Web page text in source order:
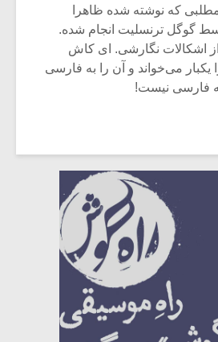
که نوشته شده ظاهرا
گوگل ترنسلیت انجام شده.
از اشکالات نگارشی. ای کاش
می‌خواند و آن را به فارسی
فارسی نیست!